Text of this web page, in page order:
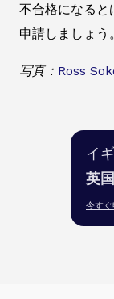
不合格になると
申請しましょう。
写真： Ross
イ
英
今す